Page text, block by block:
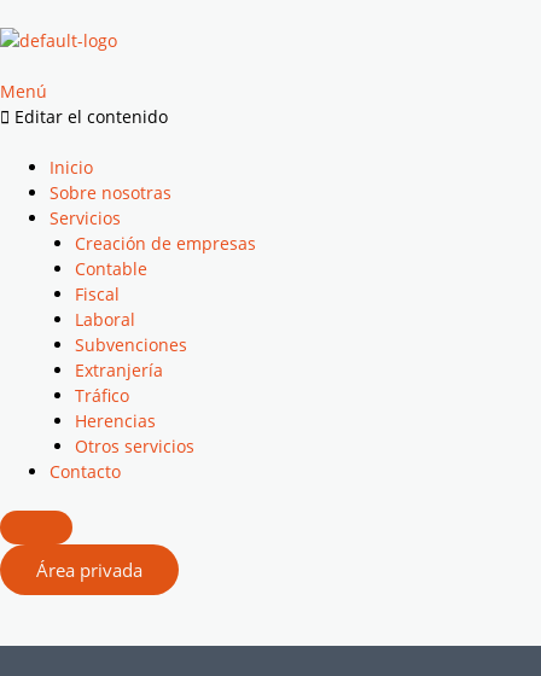
al
Menú
Editar el contenido
Inicio
Sobre nosotras
Servicios
Creación de empresas
Contable
Fiscal
Laboral
Subvenciones
Extranjería
Tráfico
Herencias
Otros servicios
Contacto
Menú conmutador Humberger
Área privada